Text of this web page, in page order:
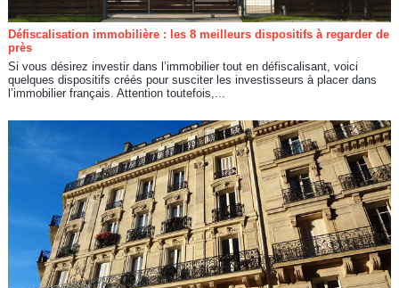
Défiscalisation immobilière : les 8 meilleurs dispositifs à regarder de
près
Si vous désirez investir dans l’immobilier tout en défiscalisant, voici
quelques dispositifs créés pour susciter les investisseurs à placer dans
l’immobilier français. Attention toutefois,...